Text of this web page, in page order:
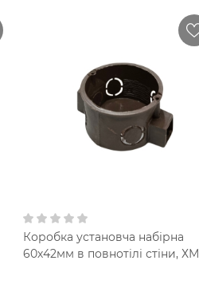
Коробка установча набірна
60х42мм в повнотілі стіни, ХМ